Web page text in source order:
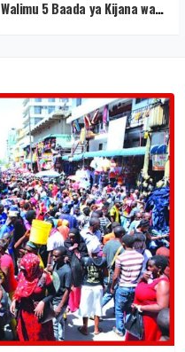
Walimu 5 Baada ya Kijana wa